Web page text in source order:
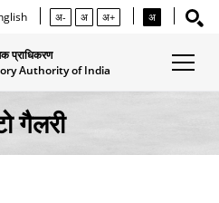
अ- अ अ+ अ
प्राधिकरण
Authority of India
गैलरी